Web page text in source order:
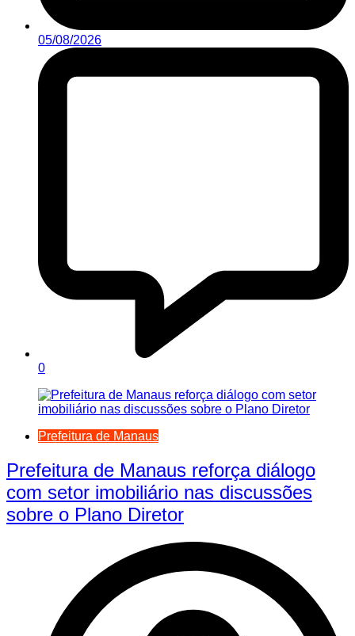
05/08/2026
0
Prefeitura de Manaus
Prefeitura de Manaus reforça diálogo
com setor imobiliário nas discussões
sobre o Plano Diretor